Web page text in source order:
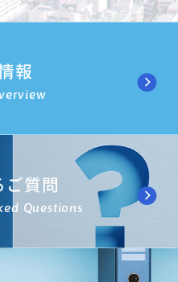
報
ご質問
Questions